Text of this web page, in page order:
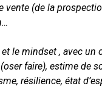
(de la
le mindset , avec un
faire), estime de
résilience, état